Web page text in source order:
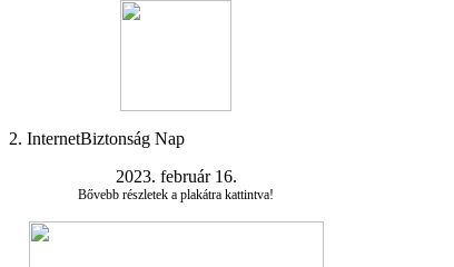
2. InternetBiztonság Nap
2023. február 16.
Bővebb részletek a plakátra kattintva!